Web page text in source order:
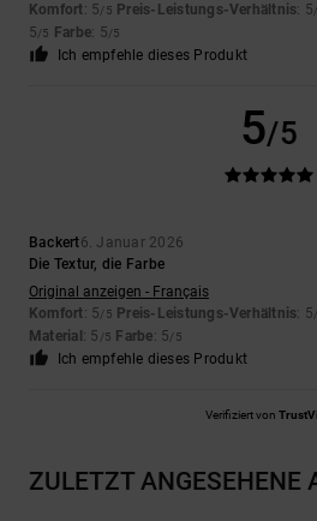
Komfort: 5/5 Preis-Leistungs-Verhältnis: 5
5/5 Farbe: 5/5
Ich empfehle dieses Produkt
5/5
Backert6. Januar 2026
Die Textur, die Farbe
Original anzeigen - Français
Komfort: 5/5 Preis-Leistungs-Verhältnis: 5
Material : 5 /5 Farbe: 5/5
Ich empfehle dieses Produkt
Verifiziert von
ZULETZT ANGESEHENE